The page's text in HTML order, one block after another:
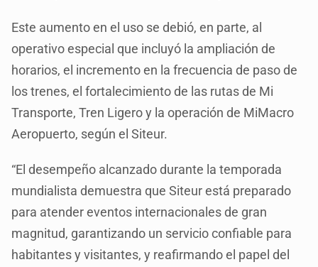
Este aumento en el uso se debió, en parte, al
operativo especial que incluyó la ampliación de
horarios, el incremento en la frecuencia de paso de
los trenes, el fortalecimiento de las rutas de Mi
Transporte, Tren Ligero y la operación de MiMacro
Aeropuerto, según el Siteur.
“El desempeño alcanzado durante la temporada
mundialista demuestra que Siteur está preparado
para atender eventos internacionales de gran
magnitud, garantizando un servicio confiable para
habitantes y visitantes, y reafirmando el papel del